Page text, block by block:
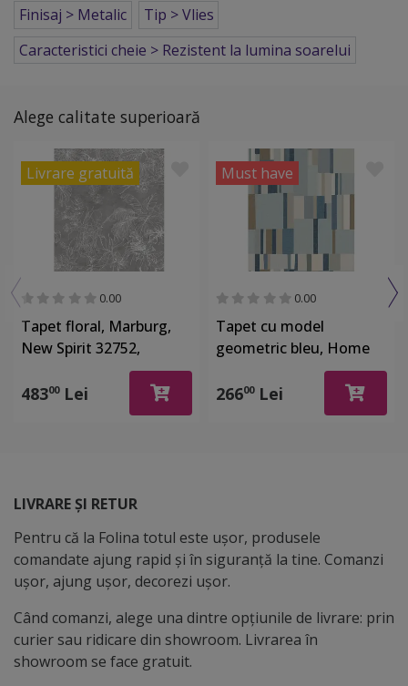
Finisaj > Metalic
Tip > Vlies
Caracteristici cheie > Rezistent la lumina soarelui
Alege calitate superioară
Livrare gratuită
0.00
Tapet floral, Marburg,
New Spirit 32752,
48300Lei
Must have
0.00
Tapet cu model
geometric bleu, Home
26600Lei
LIVRARE ȘI RETUR
Pentru că la Folina totul este ușor, produsele
comandate ajung rapid și în siguranță la tine. Comanzi
ușor, ajung ușor, decorezi ușor.
Când comanzi, alege una dintre opțiunile de livrare: prin
curier sau ridicare din showroom. Livrarea în
showroom se face gratuit.